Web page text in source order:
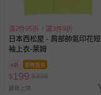
滿2件95折，滿3件9折
日本西松屋 - 肩部帥氣印花短
袖上衣-萊姆
5折 即將售完
$199 $398
最新上架